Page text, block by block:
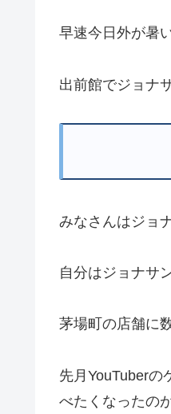
早速今日外が暑
出前館でジョナ
みなさんはジョ
自分はジョナサ
茅場町の店舗に
先月YouTuberの
べたくなったの